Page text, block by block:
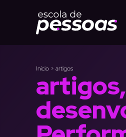
Início > artigos
artigos